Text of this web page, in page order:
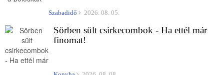
Szabadidő 2026. 08. 05.
Sörben sült csirkecombok - Ha ettél már
finomat!